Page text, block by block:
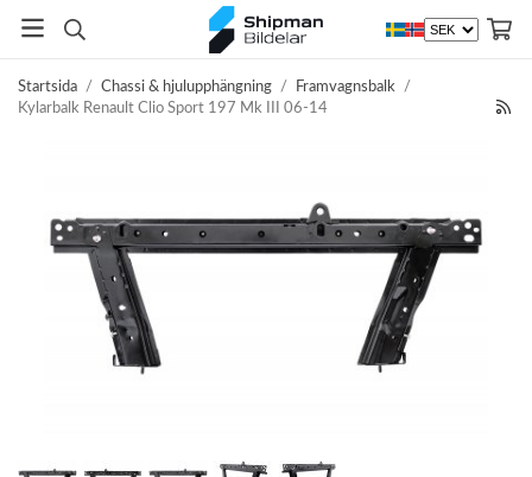
Startsida / Chassi & hjulupphängning / Framvagnsbalk /
Kylarbalk Renault Clio Sport 197 Mk III 06-14